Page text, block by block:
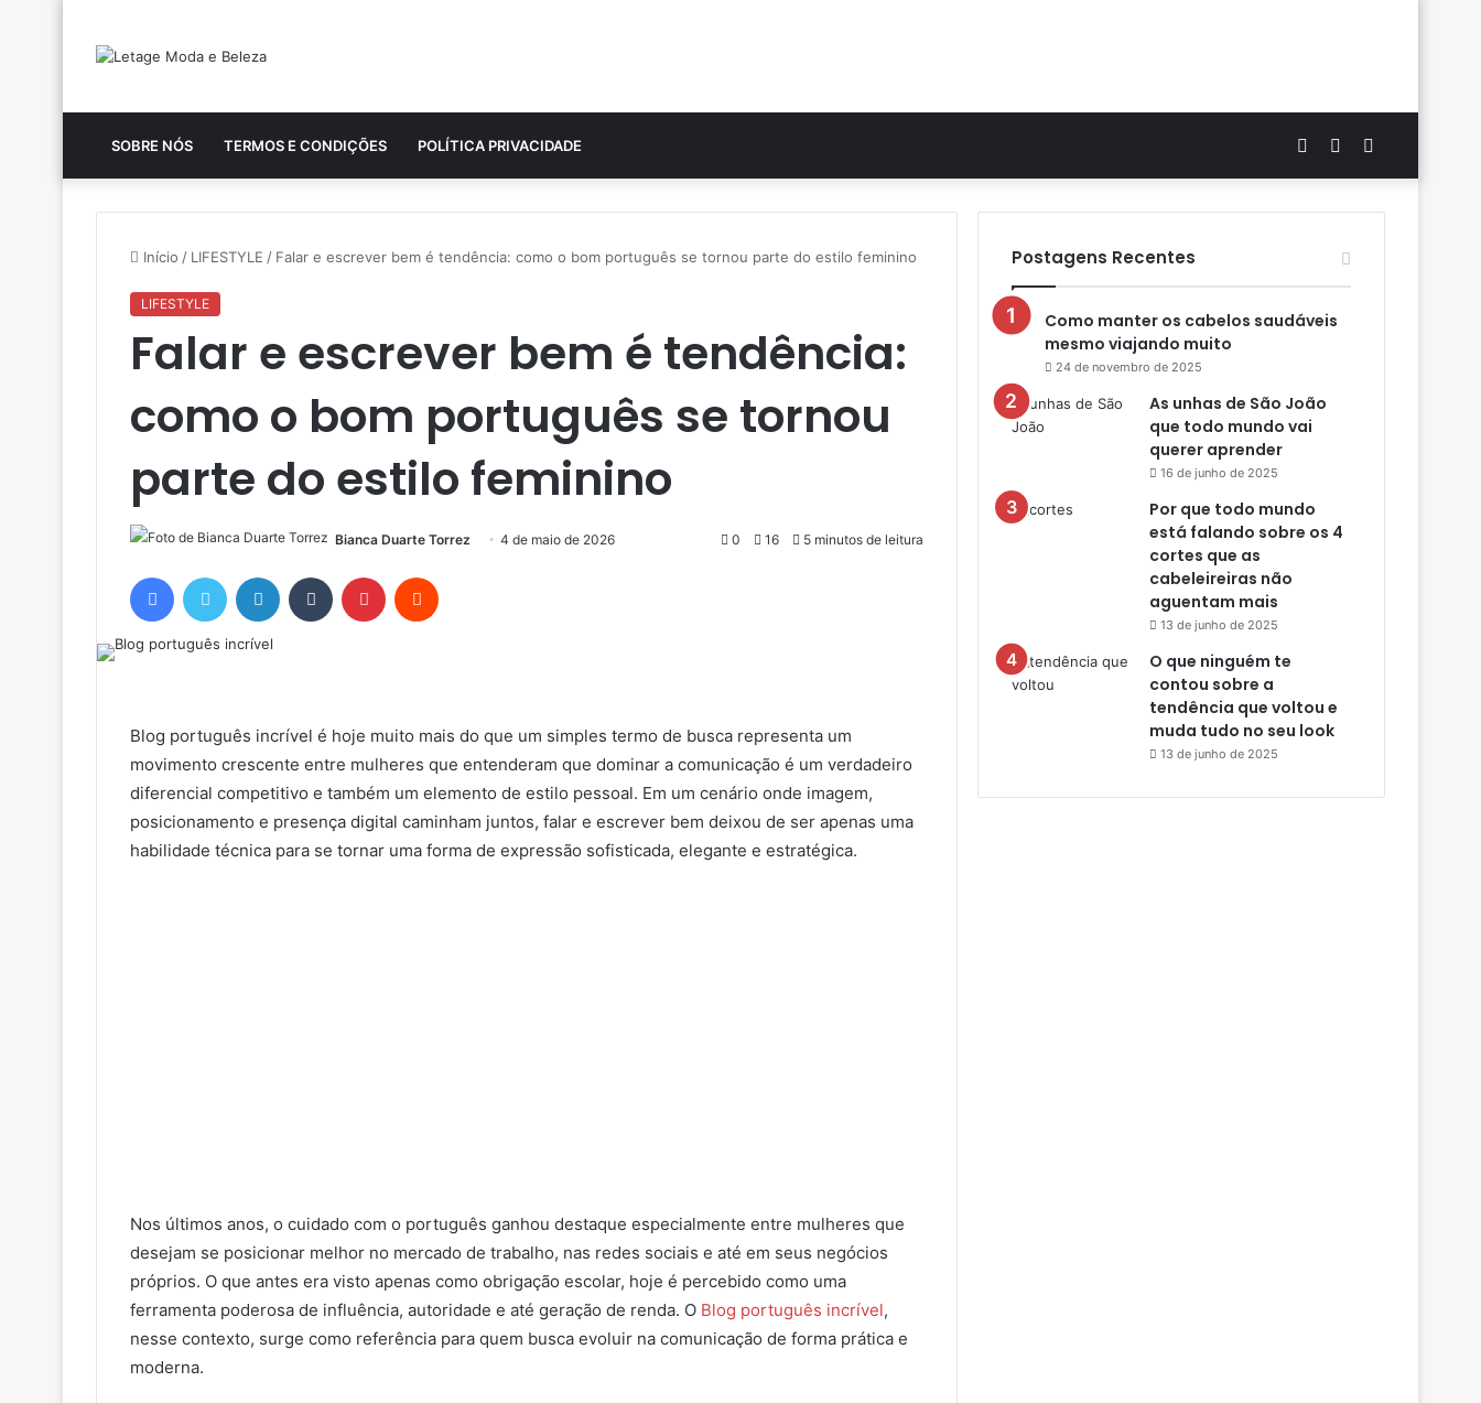
SOBRE NÓS TERMOS E CONDIÇÕES POLÍTICA PRIVACIDADE
por
Switch
skin
Artigo
aleatório
Início / LIFESTYLE / Falar e escrever bem é tendência: como o bom português se tornou parte do estilo feminino
LIFESTYLE
Falar e escrever bem é tendência:
como o bom português se tornou
parte do estilo feminino
Bianca Duarte Torrez 4 de maio de 2026 0 16 5 minutos de leitura
FacebookTwitter Linkedin Tumblr Pinterest
Blog português incrível é hoje muito mais do que um simples termo de busca representa um
movimento crescente entre mulheres que entenderam que dominar a comunicação é um verdadeiro
diferencial competitivo e também um elemento de estilo pessoal. Em um cenário onde imagem,
posicionamento e presença digital caminham juntos, falar e escrever bem deixou de ser apenas uma
habilidade técnica para se tornar uma forma de expressão sofisticada, elegante e estratégica.
Nos últimos anos, o cuidado com o português ganhou destaque especialmente entre mulheres que
desejam se posicionar melhor no mercado de trabalho, nas redes sociais e até em seus negócios
próprios. O que antes era visto apenas como obrigação escolar, hoje é percebido como uma
ferramenta poderosa de influência, autoridade e até geração de renda. O Blog português incrível,
nesse contexto, surge como referência para quem busca evoluir na comunicação de forma prática e
moderna.
Postagens Recentes
Como manter os cabelos saudáveis
mesmo viajando muito
24 de novembro de 2025
As unhas de São João
que todo mundo vai
querer aprender
16 de junho de 2025
Por que todo mundo
está falando sobre os 4
cortes que as
cabeleireiras não
aguentam mais
13 de junho de 2025
O que ninguém te
contou sobre a
tendência que voltou e
muda tudo no seu look
13 de junho de 2025